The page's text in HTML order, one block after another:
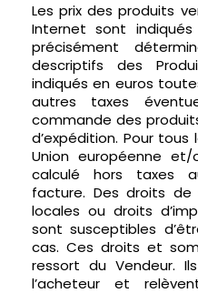
Les prix des produits
Internet sont
précisément
descriptifs des
indiqués en euros
autres taxes
commande des
d’expédition. Pour
Union européenne et/
calculé hors taxes
facture. Des droits
locales ou droits
sont susceptibles
cas. Ces droits et
ressort du Vendeur.
l’acheteur et